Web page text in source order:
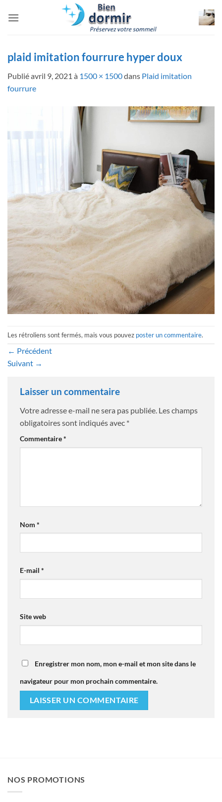
plaid imitation fourrure hyper doux
Publiéavril 9, 2021 à 1500 × 1500dans Plaid imitation
fourrure
Les rétroliens sont fermés, mais vous pouvez poster un commentaire.
← Précédent
Suivant →
Laisser un commentaire
Votre adresse e-mail ne sera pas publiée. Les champs
obligatoires sont indiqués avec *
Commentaire*
Nom *
E-mail *
Site web
Enregistrer mon nom, mon e-mail et mon site dans le
navigateur pour mon prochain commentaire.
NOS PROMOTIONS